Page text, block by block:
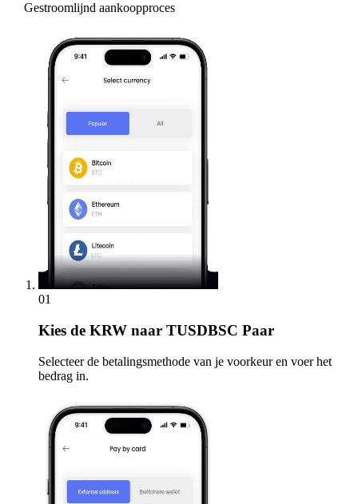
Gestroomlijnd aankoopproces
01
Kies de KRW naar TUSDBSC Paar
Selecteer de betalingsmethode van je voorkeur en voer het
bedrag in.